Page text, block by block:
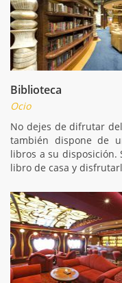
Biblioteca
Ocio
No dejes de difrutar
también dispone de
libros a su
libro de casa y